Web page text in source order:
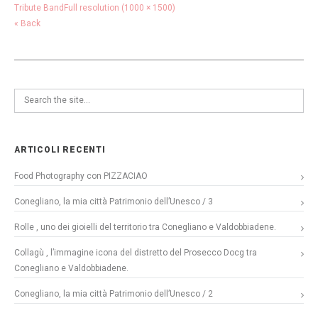
Tribute Band Full resolution (1000 × 1500)
« Back
ARTICOLI RECENTI
Food Photography con PIZZACIAO
Conegliano, la mia città Patrimonio dell’Unesco / 3
Rolle , uno dei gioielli del territorio tra Conegliano e Valdobbiadene.
Collagù , l’immagine icona del distretto del Prosecco Docg tra
Conegliano e Valdobbiadene.
Conegliano, la mia città Patrimonio dell’Unesco / 2